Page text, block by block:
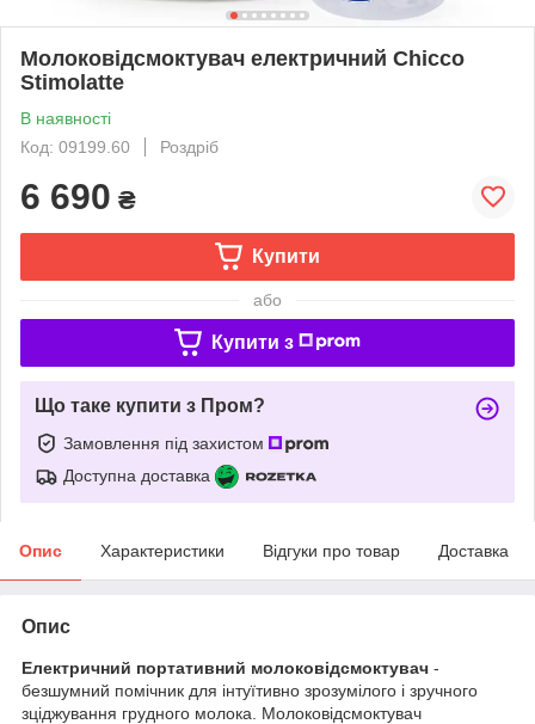
Молоковідсмоктувач електричний Chicco
Stimolatte
В наявності
Код: 09199.60
Роздріб
6 690 ₴
Купити
або
Купити з
Що таке купити з Пром?
Замовлення під захистом
Доступна доставка
Опис Характеристики Відгуки про товар Доставка
Опис
Електричний портативний молоковідсмоктувач -
безшумний помічник для інтуїтивно зрозумілого і зручного
зціджування грудного молока. Молоковідсмоктувач